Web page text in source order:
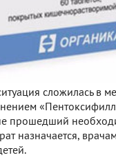
сложилась в
прошедший
назначается,